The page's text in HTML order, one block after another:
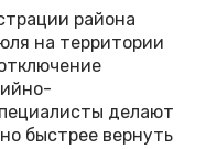
района
на территории
делают
быстрее вернуть